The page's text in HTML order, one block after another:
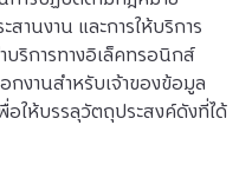
านงาน และการให้บริการ
ริการทางอิเล็คทรอนิกส์
กงานสำหรับเจ้าของข้อมูล
อให้บรรลุวัตถุประสงค์ดังที่ได้